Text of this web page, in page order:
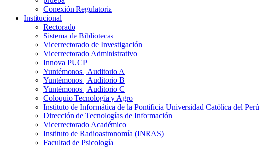
Conexión Regulatoria
Institucional
Rectorado
Sistema de Bibliotecas
Vicerrectorado de Investigación
Vicerrectorado Administrativo
Innova PUCP
Yuntémonos | Auditorio A
Yuntémonos | Auditorio B
Yuntémonos | Auditorio C
Coloquio Tecnología y Agro
Instituto de Informática de la Pontificia Universidad Católica del Perú
Dirección de Tecnologías de Información
Vicerrectorado Académico
Instituto de Radioastronomía (INRAS)
Facultad de Psicología